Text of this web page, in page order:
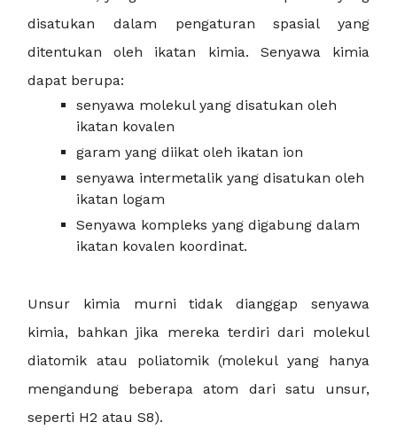
disatukan dalam pengaturan spasial yang
ditentukan oleh ikatan kimia. Senyawa kimia
dapat berupa:
senyawa molekul yang disatukan oleh
ikatan kovalen
garam yang diikat oleh ikatan ion
senyawa intermetalik yang disatukan oleh
ikatan logam
Senyawa kompleks yang digabung dalam
ikatan kovalen koordinat.
Unsur kimia murni tidak dianggap senyawa
kimia, bahkan jika mereka terdiri dari molekul
diatomik atau poliatomik (molekul yang hanya
mengandung beberapa atom dari satu unsur,
seperti H2 atau S8).